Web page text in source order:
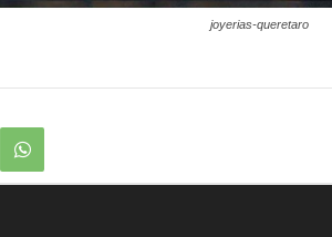
joyerias-queretaro